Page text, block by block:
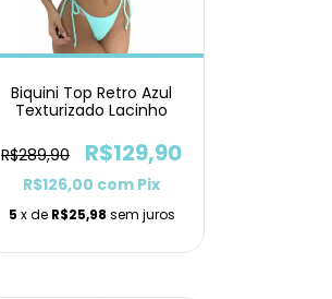
Biquini Top Retro Azul
Texturizado Lacinho
R$289,90 R$129,90
R$126,00 com Pix
5 x de R$25,98 sem juros